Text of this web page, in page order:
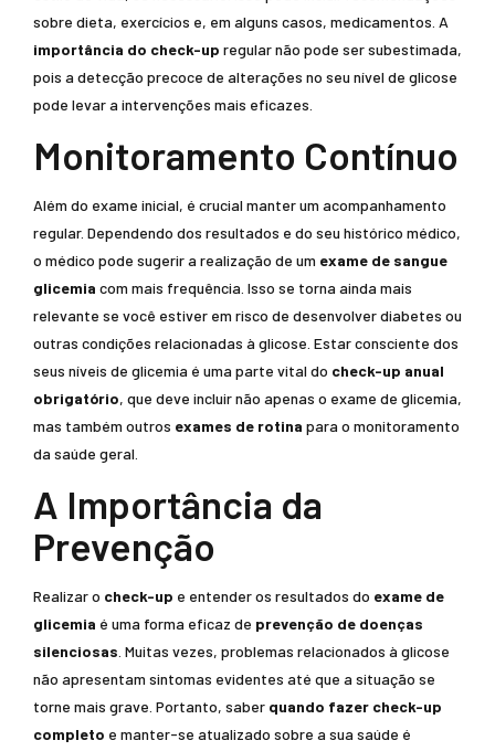
sobre dieta, exercícios e, em alguns casos, medicamentos. A
importância do check-up regular não pode ser subestimada,
pois a detecção precoce de alterações no seu nível de glicose
pode levar a intervenções mais eficazes.
Monitoramento Contínuo
Além do exame inicial, é crucial manter um acompanhamento
regular. Dependendo dos resultados e do seu histórico médico,
o médico pode sugerir a realização de um exame de sangue
glicemia com mais frequência. Isso se torna ainda mais
relevante se você estiver em risco de desenvolver diabetes ou
outras condições relacionadas à glicose. Estar consciente dos
seus níveis de glicemia é uma parte vital do check-up anual
obrigatório, que deve incluir não apenas o exame de glicemia,
mas também outros exames de rotina para o monitoramento
da saúde geral.
A Importância da
Prevenção
Realizar o check-up e entender os resultados do exame de
glicemia é uma forma eficaz de prevenção de doenças
silenciosas . Muitas vezes, problemas relacionados à glicose
não apresentam sintomas evidentes até que a situação se
torne mais grave. Portanto, saber quando fazer check-up
completo e manter-se atualizado sobre a sua saúde é